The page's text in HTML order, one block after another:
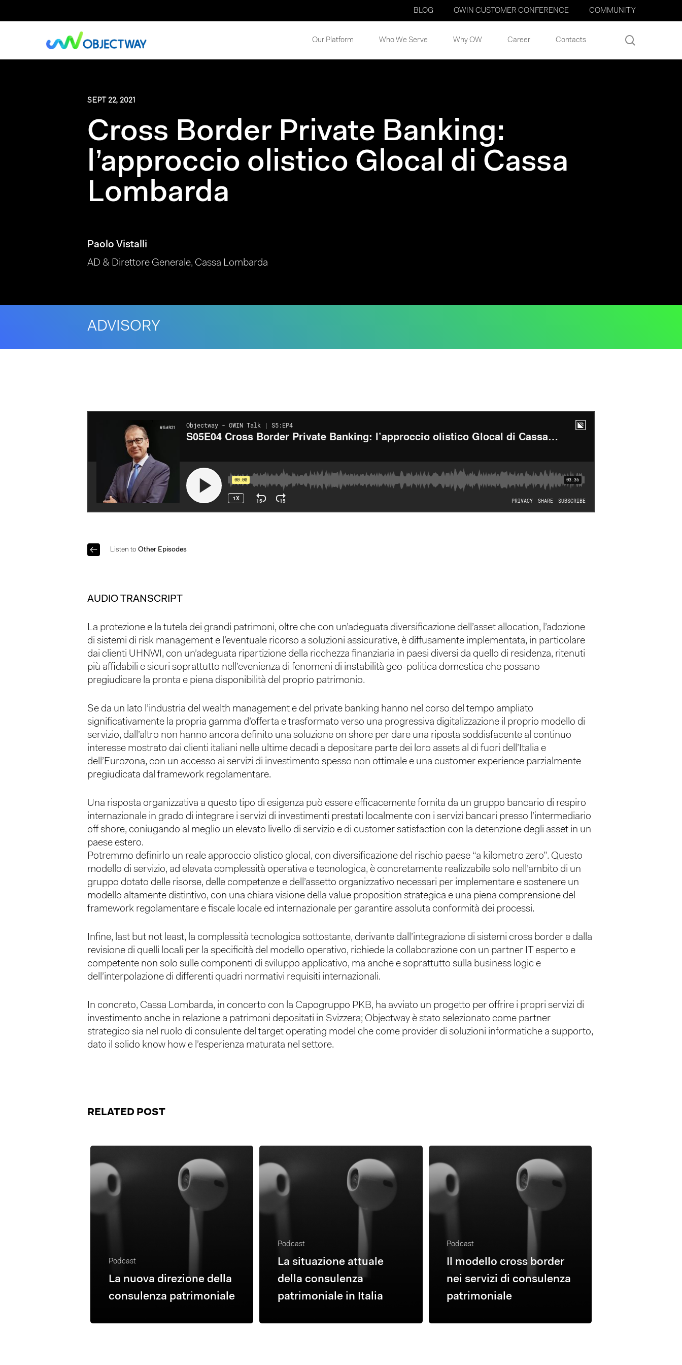
BLOG OWIN CUSTOMER CONFERENCE COMMUNITY
Our Platform Who We Serve Why OW Career Contacts
SEPT 22, 2021
Cross Border Private Banking:
l’approccio olistico Glocal di Cassa
Lombarda
Paolo Vistalli
AD & Direttore Generale, Cassa Lombarda
ADVISORY
Listen toOther Episodes
AUDIO TRANSCRIPT
La protezione e la tutela dei grandi patrimoni, oltre che con un’adeguata diversificazione dell’asset allocation, l’adozione
di sistemi di risk management e l’eventuale ricorso a soluzioni assicurative, è diffusamente implementata, in particolare
dai clienti UHNWI, con un’adeguata ripartizione della ricchezza finanziaria in paesi diversi da quello di residenza, ritenuti
più affidabili e sicuri soprattutto nell’evenienza di fenomeni di instabilità geo-politica domestica che possano
pregiudicare la pronta e piena disponibilità del proprio patrimonio.
Se da un lato l’industria del wealth management e del private banking hanno nel corso del tempo ampliato
significativamente la propria gamma d’offerta e trasformato verso una progressiva digitalizzazione il proprio modello di
servizio, dall’altro non hanno ancora definito una soluzione on shore per dare una riposta soddisfacente al continuo
interesse mostrato dai clienti italiani nelle ultime decadi a depositare parte dei loro assets al di fuori dell’Italia e
dell’Eurozona, con un accesso ai servizi di investimento spesso non ottimale e una customer experience parzialmente
pregiudicata dal framework regolamentare.
Una risposta organizzativa a questo tipo di esigenza può essere efficacemente fornita da un gruppo bancario di respiro
internazionale in grado di integrare i servizi di investimenti prestati localmente con i servizi bancari presso l’intermediario
off shore, coniugando al meglio un elevato livello di servizio e di customer satisfaction con la detenzione degli asset in un
paese estero.
Potremmo definirlo un reale approccio olistico glocal, con diversificazione del rischio paese “a kilometro zero”. Questo
modello di servizio, ad elevata complessità operativa e tecnologica, è concretamente realizzabile solo nell’ambito di un
gruppo dotato delle risorse, delle competenze e dell’assetto organizzativo necessari per implementare e sostenere un
modello altamente distintivo, con una chiara visione della value proposition strategica e una piena comprensione del
framework regolamentare e fiscale locale ed internazionale per garantire assoluta conformità dei processi.
Infine, last but not least, la complessità tecnologica sottostante, derivante dall’integrazione di sistemi cross border e dalla
revisione di quelli locali per la specificità del modello operativo, richiede la collaborazione con un partner IT esperto e
competente non solo sulle componenti di sviluppo applicativo, ma anche e soprattutto sulla business logic e
dell’interpolazione di differenti quadri normativi requisiti internazionali.
In concreto, Cassa Lombarda, in concerto con la Capogruppo PKB, ha avviato un progetto per offrire i propri servizi di
investimento anche in relazione a patrimoni depositati in Svizzera; Objectway è stato selezionato come partner
strategico sia nel ruolo di consulente del target operating model che come provider di soluzioni informatiche a supporto,
dato il solido know how e l’esperienza maturata nel settore.
RELATED POST
Podcast
La nuova direzione della
consulenza patrimoniale
Podcast
La situazione attuale
della consulenza
patrimoniale in Italia
Podcast
Il modello cross border
nei servizi di consulenza
patrimoniale